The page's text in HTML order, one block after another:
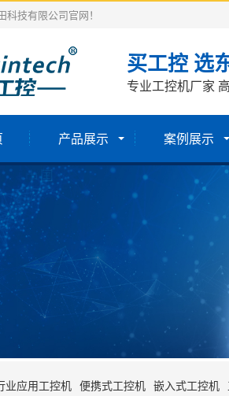
技有限公司官网！
买工控 选
专业工控机厂家
产品展示 案例展示
业应用工控机 便携式工控机 嵌入式工控机